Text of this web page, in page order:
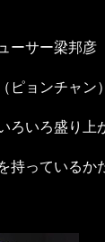
ーサー梁邦
ョンチャン
いろ盛り上
っているか